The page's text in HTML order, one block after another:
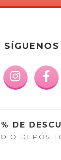
SÍGUENOS
DE
O